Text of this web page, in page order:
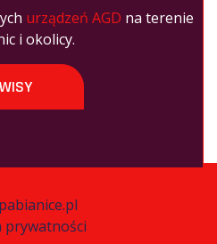
urządzeń AGD na terenie
i okolicy.
prywatności